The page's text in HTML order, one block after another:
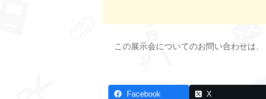
この展示会についてのお問い合わせは、
Facebook X